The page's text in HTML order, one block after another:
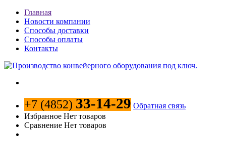
Главная
Новости компании
Способы доставки
Способы оплаты
Контакты
+7 (4852) 33-14-29 Обратная связь
Избранное Нет товаров
Сравнение Нет товаров